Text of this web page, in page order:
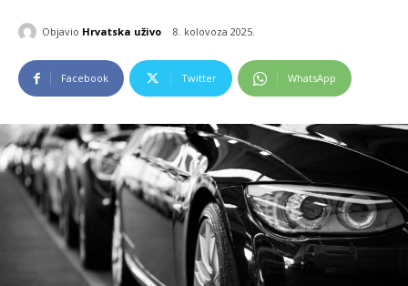
Objavio Hrvatska uživo 8. kolovoza 2025.
Facebook Twitter WhatsApp